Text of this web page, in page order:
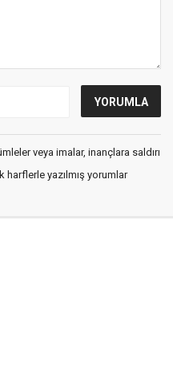
veya imalar, inançlara saldırı
harflerle yazılmış yorumlar